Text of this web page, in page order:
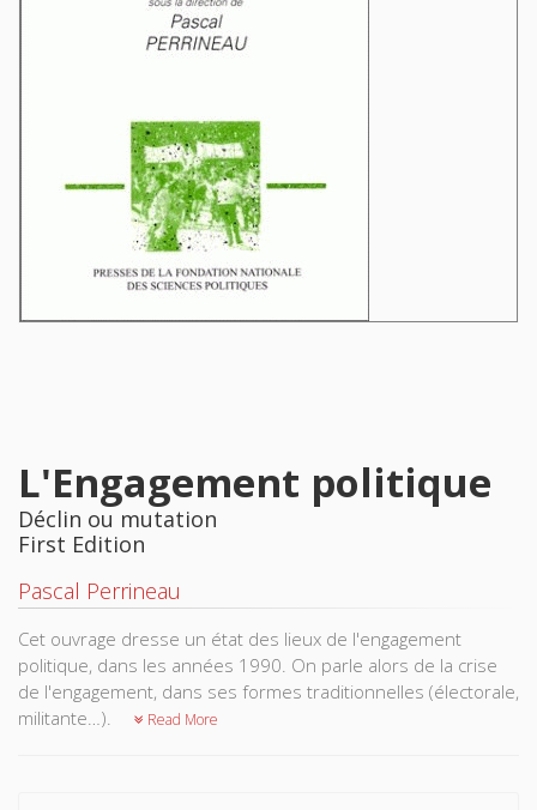
L'Engagement politique
Déclin ou mutation
First Edition
Pascal Perrineau
Cet ouvrage dresse un état des lieux de l'engagement
politique, dans les années 1990. On parle alors de la crise
de l'engagement, dans ses formes traditionnelles (électorale,
militante…).
Read More